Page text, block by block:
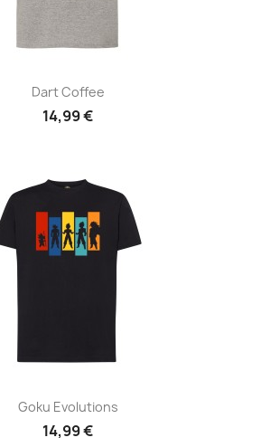
Dart Coffee
14,99 €
Goku Evolutions
14,99 €